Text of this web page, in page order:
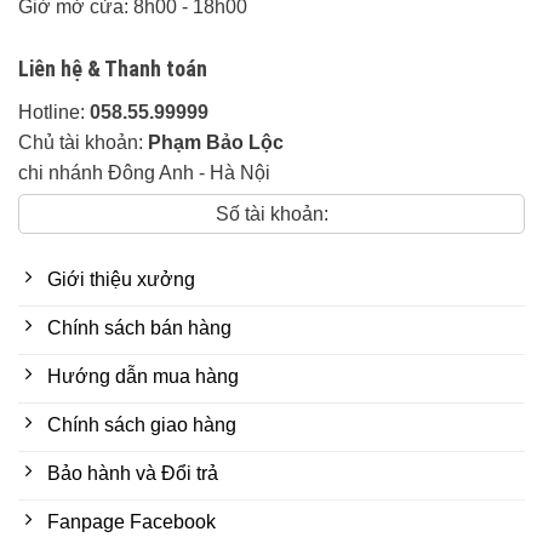
Cao mặt ngồi ghế:
đệm)
1 Bàn Lớn: D 137 x R 67 x
2 Đôn Bé: D45 xR45 xCao45cm.
Tình trạng:Hàng mới 100%.
Trạng thái:Còn hàng.
Giao ráp miễn phí 80 km đầu tiền tính từ
20k/1km
Các tỉnh thành khác:
Thời gian giao hàng:
Giờ mở cửa: 8h00 - 18h00
Liên hệ & Thanh toán
Hotline: 058.55.99999
Chủ tài khoản: Phạm Bảo Lộc
chi nhánh Đông Anh - Hà Nội
Số tài khoản:
Giới thiệu xưởng
Chính sách bán hàng
Hướng dẫn mua hàng
Chính sách giao hàng
Bảo hành và Đổi trả
Fanpage Facebook